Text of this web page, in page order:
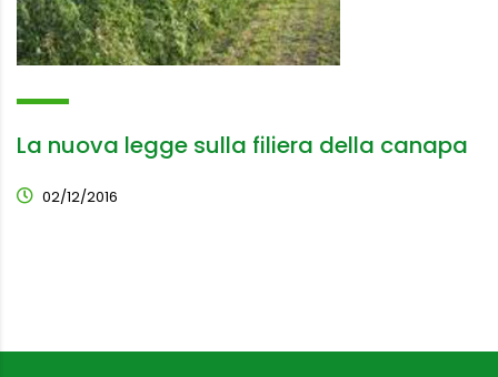
La nuova legge sulla filiera della canapa
02/12/2016